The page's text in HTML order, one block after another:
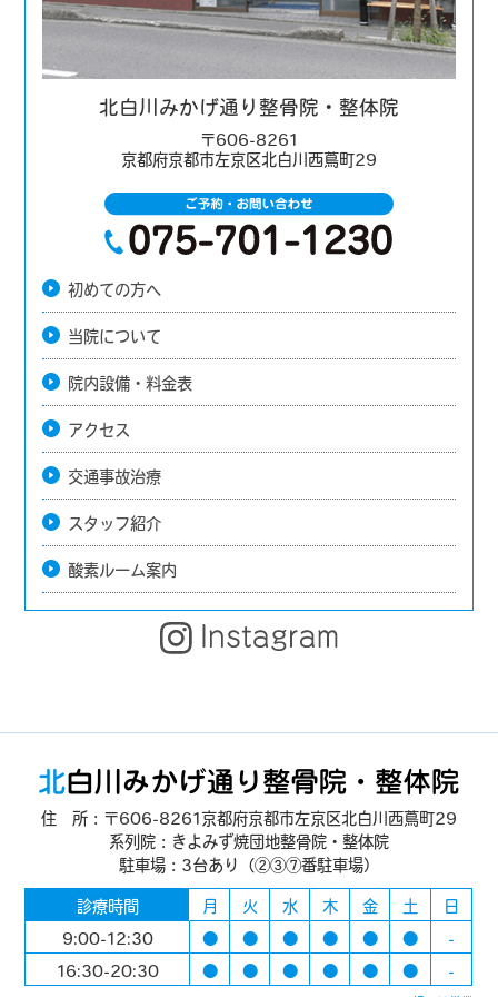
北白川みかげ通り整骨院・整体院
〒606-8261
京都府京都市左京区北白川西蔦町29
初めての方へ
当院について
院内設備・料金表
アクセス
交通事故治療
スタッフ紹介
酸素ルーム案内
住 所：〒606-8261京都府京都市左京区北白川西蔦町29
系列院：きよみず焼団地整骨院・整体院
駐車場：3台あり（②③⑦番駐車場）
診療時間 月 火 水 木 金 土
日
9:00-12:30
● ● ● ● ● ●
-
16:30-20:30
● ● ● ● ● ● -